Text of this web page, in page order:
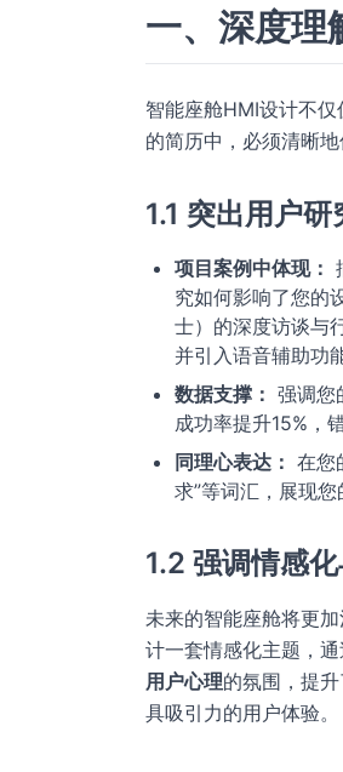
一、深度理
智能座舱HMI设计不
的简历中，必须清晰
1.1 突出用户
项目案例中体现：
究如何影响了您的
士）的深度访谈与
并引入语音辅助功
数据支撑： 强调您
成功率提升15%，
同理心表达： 在您
求”等词汇，展现您
1.2 强调情感
未来的智能座舱将更
计一套情感化主题，
用户心理的氛围，提
具吸引力的用户体验。